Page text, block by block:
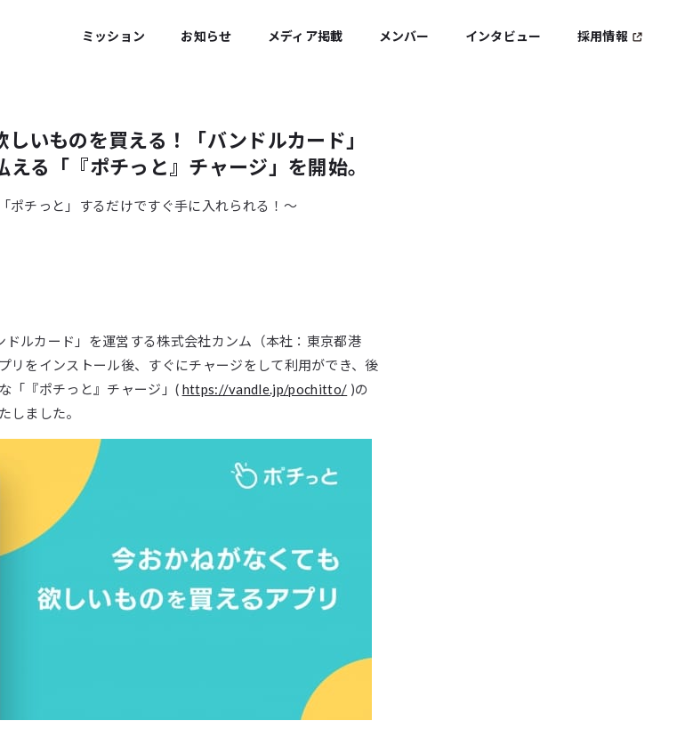
ミッション お知らせ メディア掲載 メンバー インタビュー 採用情報
いものを買える！「バンドルカード」
る「『ポチっと』チャージ」を開始。
ポチっと」するだけですぐ手に入れられる！〜
ルカード」を運営する株式会社カンム（本社：東京都港
リをインストール後、すぐにチャージをして利用ができ、後
「『ポチっと』チャージ」( https://vandle.jp/pochitto/ )の
しました。